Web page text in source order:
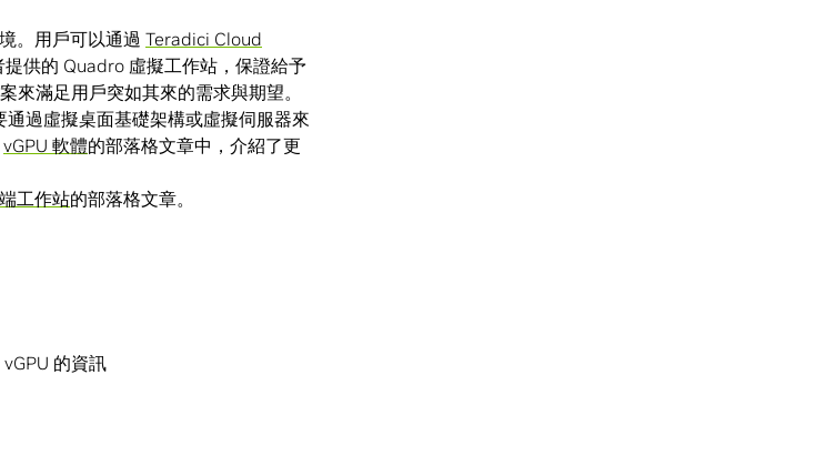
。用戶可以通過 Teradici Cloud
供的 Quadro 虛擬工作站，保證給予
來滿足用戶突如其來的需求與期望。
過虛擬桌面基礎架構或虛擬伺服器來
vGPU 軟體的部落格文章中，介紹了更
工作站的部落格文章。
的資訊